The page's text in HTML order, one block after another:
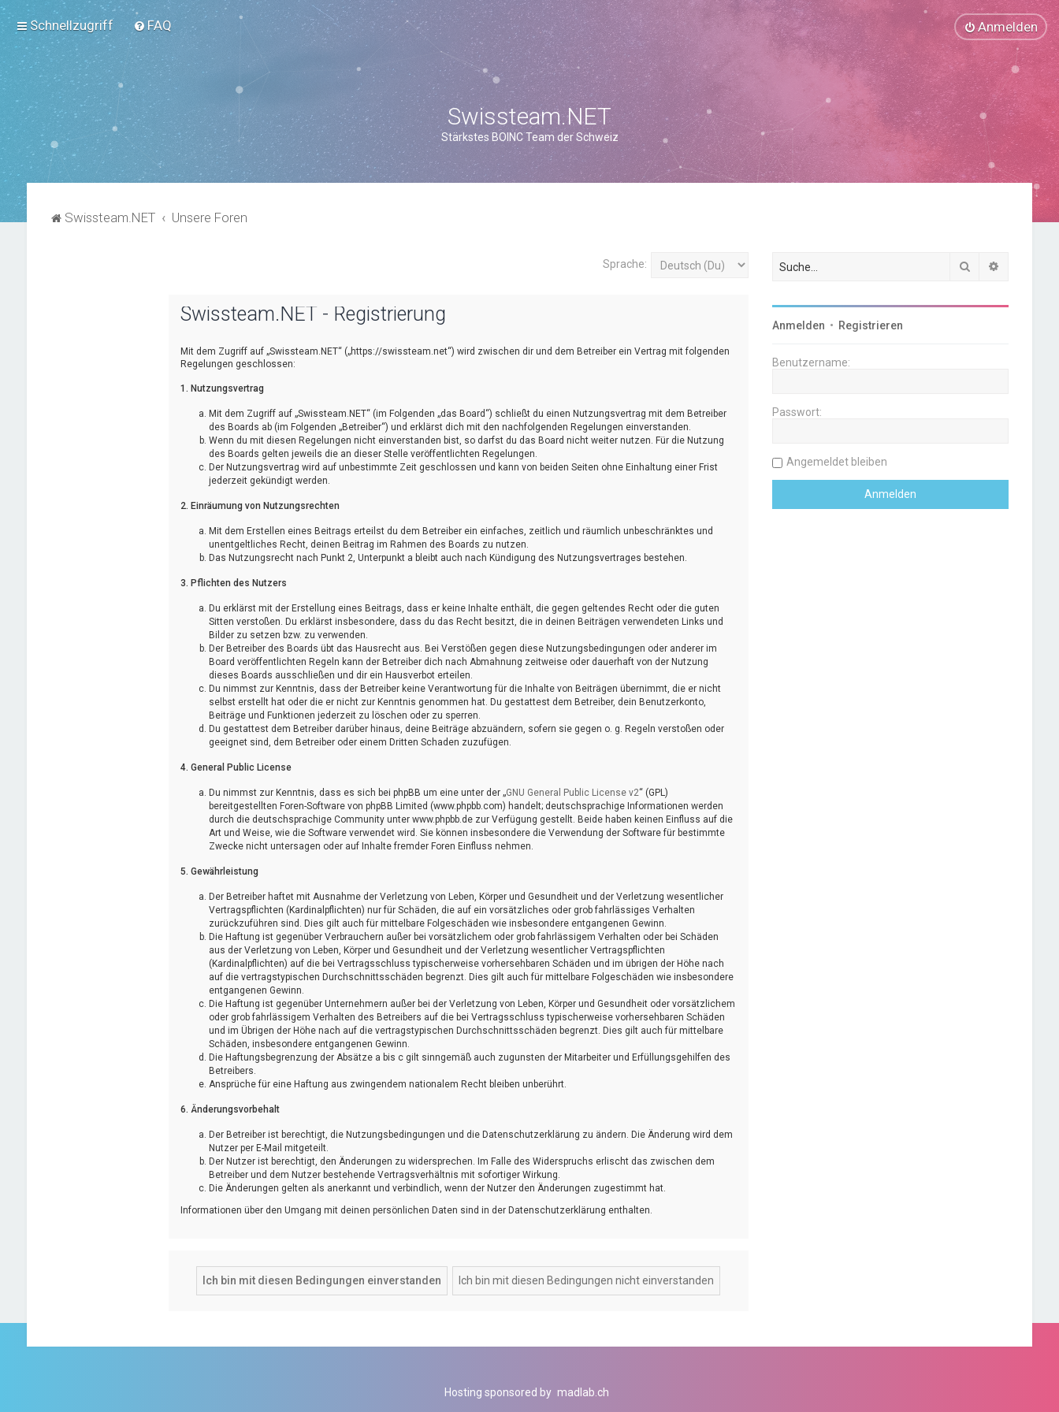
Schnellzugriff FAQ Anmelden
Swissteam.NET
Stärkstes BOINC Team der Schweiz
Swissteam.NET Unsere Foren
Sprache:
Swissteam.NET - Registrierung
Mit dem Zugriff auf „Swissteam.NET“ („https://swissteam.net“) wird zwischen dir und dem Betreiber ein Vertrag mit folgenden
Regelungen geschlossen:
1. Nutzungsvertrag
Mit dem Zugriff auf „Swissteam.NET“ (im Folgenden „das Board“) schließt du einen Nutzungsvertrag mit dem Betreiber
des Boards ab (im Folgenden „Betreiber“) und erklärst dich mit den nachfolgenden Regelungen einverstanden.
Wenn du mit diesen Regelungen nicht einverstanden bist, so darfst du das Board nicht weiter nutzen. Für die Nutzung
des Boards gelten jeweils die an dieser Stelle veröffentlichten Regelungen.
Der Nutzungsvertrag wird auf unbestimmte Zeit geschlossen und kann von beiden Seiten ohne Einhaltung einer Frist
jederzeit gekündigt werden.
2. Einräumung von Nutzungsrechten
Mit dem Erstellen eines Beitrags erteilst du dem Betreiber ein einfaches, zeitlich und räumlich unbeschränktes und
unentgeltliches Recht, deinen Beitrag im Rahmen des Boards zu nutzen.
Das Nutzungsrecht nach Punkt 2, Unterpunkt a bleibt auch nach Kündigung des Nutzungsvertrages bestehen.
3. Pflichten des Nutzers
Du erklärst mit der Erstellung eines Beitrags, dass er keine Inhalte enthält, die gegen geltendes Recht oder die guten
Sitten verstoßen. Du erklärst insbesondere, dass du das Recht besitzt, die in deinen Beiträgen verwendeten Links und
Bilder zu setzen bzw. zu verwenden.
Der Betreiber des Boards übt das Hausrecht aus. Bei Verstößen gegen diese Nutzungsbedingungen oder anderer im
Board veröffentlichten Regeln kann der Betreiber dich nach Abmahnung zeitweise oder dauerhaft von der Nutzung
dieses Boards ausschließen und dir ein Hausverbot erteilen.
Du nimmst zur Kenntnis, dass der Betreiber keine Verantwortung für die Inhalte von Beiträgen übernimmt, die er nicht
selbst erstellt hat oder die er nicht zur Kenntnis genommen hat. Du gestattest dem Betreiber, dein Benutzerkonto,
Beiträge und Funktionen jederzeit zu löschen oder zu sperren.
Du gestattest dem Betreiber darüber hinaus, deine Beiträge abzuändern, sofern sie gegen o. g. Regeln verstoßen oder
geeignet sind, dem Betreiber oder einem Dritten Schaden zuzufügen.
4. General Public License
Du nimmst zur Kenntnis, dass es sich bei phpBB um eine unter der „GNU General Public License v2“ (GPL)
bereitgestellten Foren-Software von phpBB Limited (www.phpbb.com) handelt; deutschsprachige Informationen werden
durch die deutschsprachige Community unter www.phpbb.de zur Verfügung gestellt. Beide haben keinen Einfluss auf die
Art und Weise, wie die Software verwendet wird. Sie können insbesondere die Verwendung der Software für bestimmte
Zwecke nicht untersagen oder auf Inhalte fremder Foren Einfluss nehmen.
5. Gewährleistung
Der Betreiber haftet mit Ausnahme der Verletzung von Leben, Körper und Gesundheit und der Verletzung wesentlicher
Vertragspflichten (Kardinalpflichten) nur für Schäden, die auf ein vorsätzliches oder grob fahrlässiges Verhalten
zurückzuführen sind. Dies gilt auch für mittelbare Folgeschäden wie insbesondere entgangenen Gewinn.
Die Haftung ist gegenüber Verbrauchern außer bei vorsätzlichem oder grob fahrlässigem Verhalten oder bei Schäden
aus der Verletzung von Leben, Körper und Gesundheit und der Verletzung wesentlicher Vertragspflichten
(Kardinalpflichten) auf die bei Vertragsschluss typischerweise vorhersehbaren Schäden und im übrigen der Höhe nach
auf die vertragstypischen Durchschnittsschäden begrenzt. Dies gilt auch für mittelbare Folgeschäden wie insbesondere
entgangenen Gewinn.
Die Haftung ist gegenüber Unternehmern außer bei der Verletzung von Leben, Körper und Gesundheit oder vorsätzlichem
oder grob fahrlässigem Verhalten des Betreibers auf die bei Vertragsschluss typischerweise vorhersehbaren Schäden
und im Übrigen der Höhe nach auf die vertragstypischen Durchschnittsschäden begrenzt. Dies gilt auch für mittelbare
Schäden, insbesondere entgangenen Gewinn.
Die Haftungsbegrenzung der Absätze a bis c gilt sinngemäß auch zugunsten der Mitarbeiter und Erfüllungsgehilfen des
Betreibers.
Ansprüche für eine Haftung aus zwingendem nationalem Recht bleiben unberührt.
6. Änderungsvorbehalt
Der Betreiber ist berechtigt, die Nutzungsbedingungen und die Datenschutzerklärung zu ändern. Die Änderung wird dem
Nutzer per E-Mail mitgeteilt.
Der Nutzer ist berechtigt, den Änderungen zu widersprechen. Im Falle des Widerspruchs erlischt das zwischen dem
Betreiber und dem Nutzer bestehende Vertragsverhältnis mit sofortiger Wirkung.
Die Änderungen gelten als anerkannt und verbindlich, wenn der Nutzer den Änderungen zugestimmt hat.
Informationen über den Umgang mit deinen persönlichen Daten sind in der Datenschutzerklärung enthalten.
Suche
Anmelden • Registrieren
Benutzername:
Passwort:
Angemeldet bleiben
Hosting sponsored by madlab.ch